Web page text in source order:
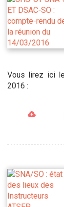
Vous lirez ici
2016 :